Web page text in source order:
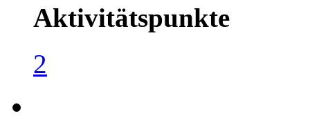
Aktivitätspunkte
2